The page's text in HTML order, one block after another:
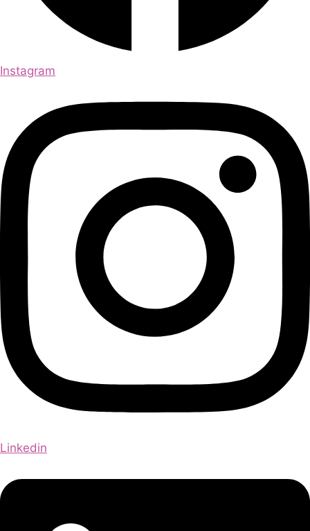
Instagram
Linkedin